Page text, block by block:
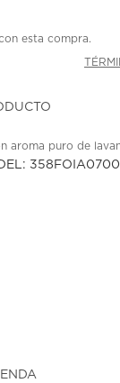
esta compra.
aroma puro de